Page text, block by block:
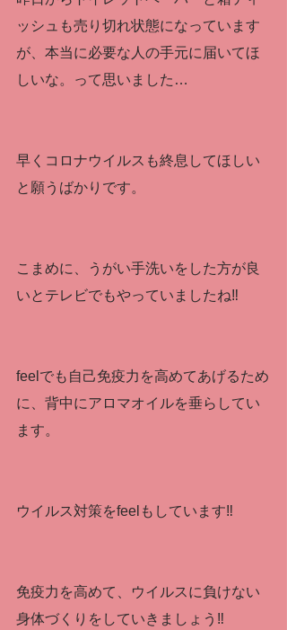
ッシュも売り切れ状態になっています
が、本当に必要な人の手元に届いてほ
しいな。って思いました…
早くコロナウイルスも終息してほしい
と願うばかりです。
こまめに、うがい手洗いをした方が良
いとテレビでもやっていましたね‼
feelでも自己免疫力を高めてあげるため
に、背中にアロマオイルを垂らしてい
ます。
ウイルス対策をfeelもしています‼
免疫力を高めて、ウイルスに負けない
身体づくりをしていきましょう‼